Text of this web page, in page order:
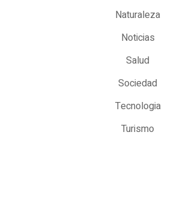
Naturaleza
Noticias
Salud
Sociedad
Tecnologia
Turismo